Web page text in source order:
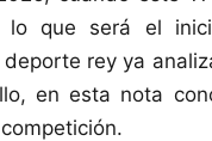
lo que será el
rey ya
en esta nota